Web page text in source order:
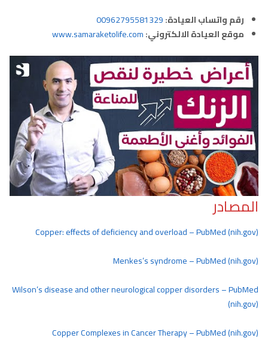
رقم واتساب العيادة:00962795581329
موقع العيادة الالكتروني:www.samaraketolife.com
المصادر
Copper: effects of deficiency and overload – PubMed (nih.gov)
Menkes’s syndrome – PubMed (nih.gov)
Wilson’s disease and other neurological copper disorders – PubMed
(nih.gov)
Copper Complexes in Cancer Therapy – PubMed (nih.gov)